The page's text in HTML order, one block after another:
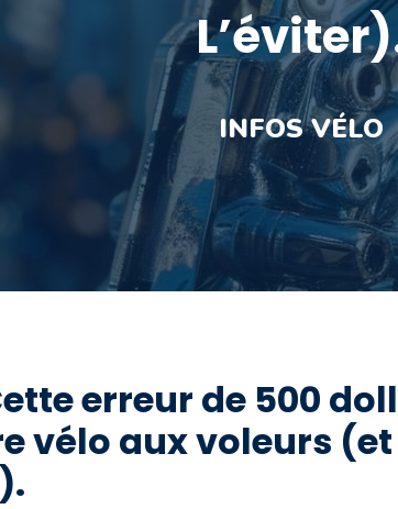
INFOS VÉLO
erreur de 500
vélo aux voleurs (et